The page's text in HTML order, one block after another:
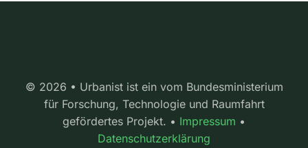
© 2026 • Urbanist ist ein vom Bundesministerium
für Forschung, Technologie und Raumfahrt
gefördertes Projekt. • Impressum •
Datenschutzerklärung